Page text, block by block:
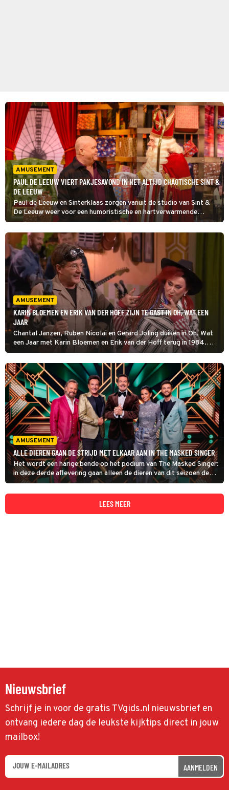
AMUSEMENT
PAUL DE LEEUW VIERT PAKJESAVOND IN HET ALTIJD CHAOTISCHE SINT &
DE LEEUW
Paul de Leeuw en Sinterklaas zorgen vanuit de studio van Sint &
De Leeuw weer voor een humoristische en hartverwarmende
pakjesavond. Samen verrassen ze een hoop mensen.
AMUSEMENT
KARIN BLOEMEN EN ERIK VAN DER HOFF ZIJN TE GAST IN OH, WAT EEN
JAAR
Chantal Janzen, Ruben Nicolai en Gerard Joling duiken in Oh, Wat
een Jaar met Karin Bloemen en Erik van der Hoff terug in 1984.
Beenwarmers, schoudervullingen, neonkleuren en I Save the Day
brengen dit vrolijke jaar weer tot leven.
AMUSEMENT
ALLE DIEREN GAAN DE STRIJD MET ELKAAR AAN IN THE MASKED SINGER
Het wordt een harige bende op het podium van The Masked Singer:
in deze derde aflevering gaan alleen de dieren van dit seizoen de
strijd met elkaar aan. Dat zijn, als ze allemaal nog in het spel
zitten, maar liefst vijftien kandidaten.
LEES MEER
Nieuwsbrief
Schrijf je in voor de gratis TVgids.nl nieuwsbrief en
ontvang iedere dag de leukste kijktips direct in jouw
mailbox!
AANMELDEN